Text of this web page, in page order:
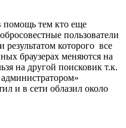
помощь тем кто еще
пользователи
результатом которого все
браузерах меняются на
на другой поисковик т.к.
и в сети облазил около